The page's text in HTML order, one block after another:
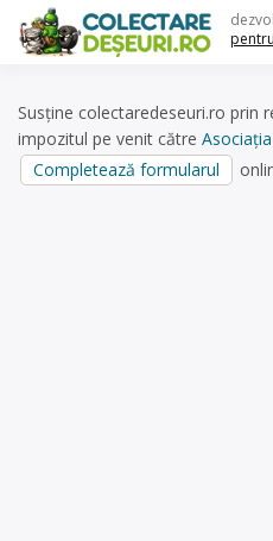
content
Susține colectaredeseuri.ro prin
impozitul pe venit către
Completează formularul